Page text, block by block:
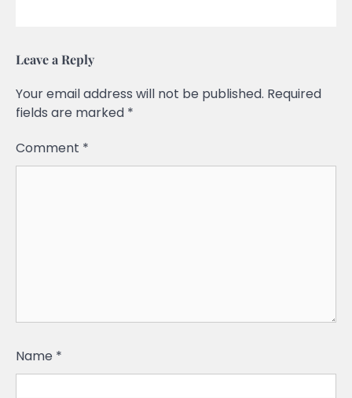
Leave a Reply
Your email address will not be published. Required
fields are marked *
Comment *
Name *